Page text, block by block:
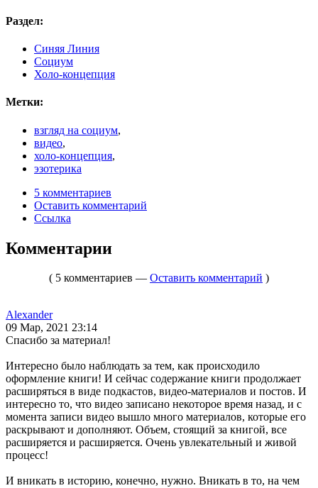
Раздел:
Синяя Линия
Социум
Холо-концепция
Метки:
взгляд на социум,
видео,
холо-концепция,
эзотерика
5 комментариев
Оставить комментарий
Ссылка
Комментарии
( 5 комментариев — Оставить комментарий )
Alexander
09 Мар, 2021 23:14
Спасибо за материал!
Интересно было наблюдать за тем, как происходило
оформление книги! И сейчас содержание книги продолжает
расширяться в виде подкастов, видео-материалов и постов. И
интересно то, что видео записано некоторое время назад, и с
момента записи видео вышло много материалов, которые его
раскрывают и дополняют. Объем, стоящий за книгой, все
расширяется и расширяется. Очень увлекательный и живой
процесс!
И вникать в историю, конечно, нужно. Вникать в то, на чем